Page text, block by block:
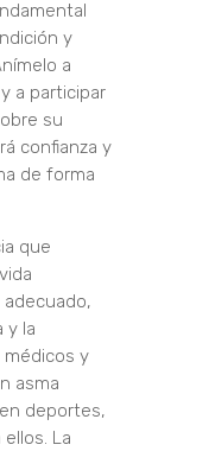
y
a
a participar
su
confianza y
de forma
que
y la
y
asma
deportes,
La